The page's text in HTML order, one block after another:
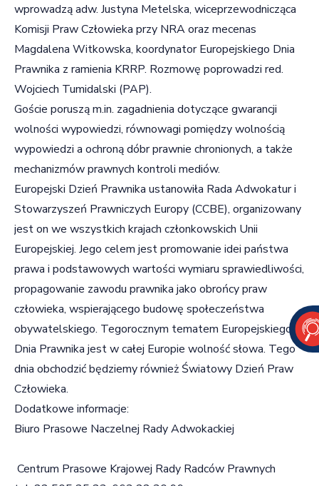
wprowadzą adw. Justyna Metelska, wiceprzewodnicząca
Komisji Praw Człowieka przy NRA oraz mecenas
Magdalena Witkowska, koordynator Europejskiego Dnia
Prawnika z ramienia KRRP. Rozmowę poprowadzi red.
Wojciech Tumidalski (PAP).
Goście poruszą m.in. zagadnienia dotyczące gwarancji
wolności wypowiedzi, równowagi pomiędzy wolnością
wypowiedzi a ochroną dóbr prawnie chronionych, a także
mechanizmów prawnych kontroli mediów.
Europejski Dzień Prawnika ustanowiła Rada Adwokatur i
Stowarzyszeń Prawniczych Europy (CCBE), organizowany
jest on we wszystkich krajach członkowskich Unii
Europejskiej. Jego celem jest promowanie idei państwa
prawa i podstawowych wartości wymiaru sprawiedliwości,
propagowanie zawodu prawnika jako obrońcy praw
człowieka, wspierającego budowę społeczeństwa
obywatelskiego. Tegorocznym tematem Europejskiego
Dnia Prawnika jest w całej Europie wolność słowa. Tego
dnia obchodzić będziemy również Światowy Dzień Praw
Człowieka.
Dodatkowe informacje:
Biuro Prasowe Naczelnej Rady Adwokackiej
Centrum Prasowe Krajowej Rady Radców Prawnych